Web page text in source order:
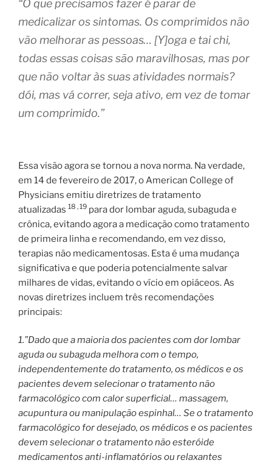
“O que precisamos fazer é parar de
medicalizar os sintomas. Os comprimidos não
vão melhorar as pessoas… [Y]oga e tai chi,
todas essas coisas são maravilhosas, mas por
que não voltar às suas atividades normais?
dói, mas vá correr, seja ativo, em vez de tomar
um comprimido.”
Essa visão agora se tornou a nova norma. Na verdade,
em 14 de fevereiro de 2017, o American College of
Physicians emitiu diretrizes de tratamento
atualizadas 18 ,19 para dor lombar aguda, subaguda e
crônica, evitando agora a medicação como tratamento
de primeira linha e recomendando, em vez disso,
terapias não medicamentosas. Esta é uma mudança
significativa e que poderia potencialmente salvar
milhares de vidas, evitando o vício em opiáceos. As
novas diretrizes incluem três recomendações
principais:
1.”Dado que a maioria dos pacientes com dor lombar
aguda ou subaguda melhora com o tempo,
independentemente do tratamento, os médicos e os
pacientes devem selecionar o tratamento não
farmacológico com calor superficial… massagem,
acupuntura ou manipulação espinhal… Se o tratamento
farmacológico for desejado, os médicos e os pacientes
devem selecionar o tratamento não esteróide
medicamentos anti-inflamatórios ou relaxantes